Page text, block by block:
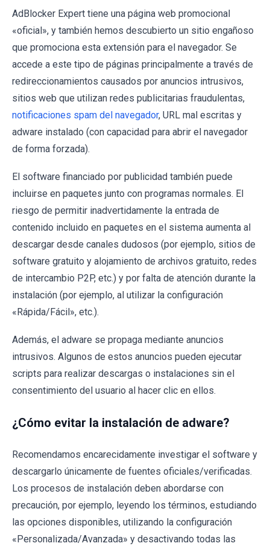
AdBlocker Expert tiene una página web promocional
«oficial», y también hemos descubierto un sitio engañoso
que promociona esta extensión para el navegador. Se
accede a este tipo de páginas principalmente a través de
redireccionamientos causados por anuncios intrusivos,
sitios web que utilizan redes publicitarias fraudulentas,
notificaciones spam del navegador, URL mal escritas y
adware instalado (con capacidad para abrir el navegador
de forma forzada).
El software financiado por publicidad también puede
incluirse en paquetes junto con programas normales. El
riesgo de permitir inadvertidamente la entrada de
contenido incluido en paquetes en el sistema aumenta al
descargar desde canales dudosos (por ejemplo, sitios de
software gratuito y alojamiento de archivos gratuito, redes
de intercambio P2P, etc.) y por falta de atención durante la
instalación (por ejemplo, al utilizar la configuración
«Rápida/Fácil», etc.).
Además, el adware se propaga mediante anuncios
intrusivos. Algunos de estos anuncios pueden ejecutar
scripts para realizar descargas o instalaciones sin el
consentimiento del usuario al hacer clic en ellos.
¿Cómo evitar la instalación de adware?
Recomendamos encarecidamente investigar el software y
descargarlo únicamente de fuentes oficiales/verificadas.
Los procesos de instalación deben abordarse con
precaución, por ejemplo, leyendo los términos, estudiando
las opciones disponibles, utilizando la configuración
«Personalizada/Avanzada» y desactivando todas las